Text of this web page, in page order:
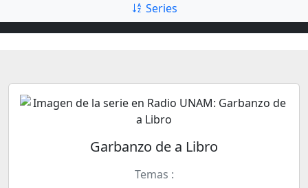
Series
Garbanzo de a Libro
Temas :